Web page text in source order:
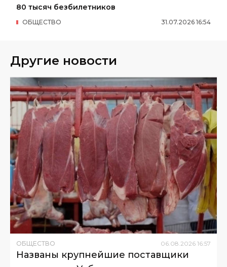
80 тысяч безбилетников
31.07.2026 16:54
ОБЩЕСТВО
Другие новости
ОБЩЕСТВО 06 08 2026 16:57
Названы крупнейшие поставщики